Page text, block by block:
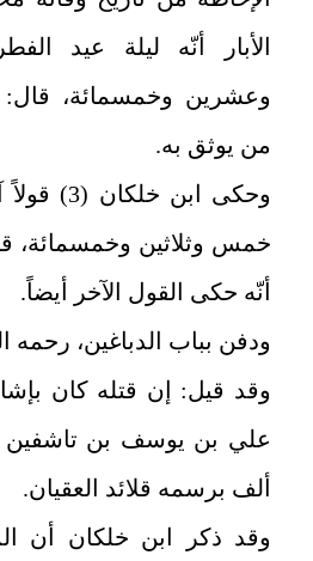
الأبار أنّه ليلة عيد
وعشرين وخمسمائة،
من يوثق به.
وحكى ابن
خمس وثلاثين وخمسمائة،
أنّه حكى القول الآخر أيضاً.
ودفن بباب الدباغين، رحمه
وقد قيل: إن قتله كان
علي بن يوسف بن تاشفين
ألف برسمه قلائد العقيان.
وقد ذكر ابن خلكان أن